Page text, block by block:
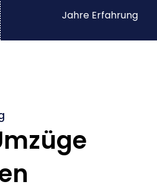
Jahre Erfahrung